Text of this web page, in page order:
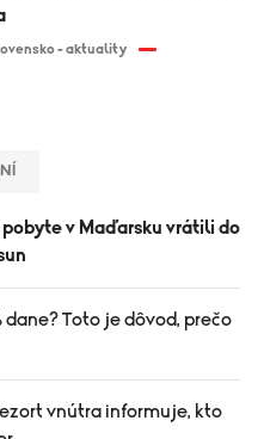
- aktuality
v Maďarsku vrátili do
dane? Toto je dôvod, prečo
vnútra informuje, kto